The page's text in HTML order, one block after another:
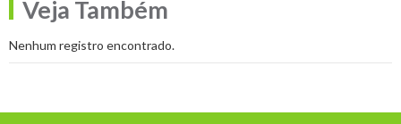
Veja Também
Nenhum registro encontrado.